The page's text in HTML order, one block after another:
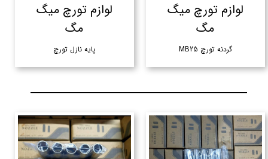
لوازم تورچ میگ
مگ
گردنه تورچ MB25
لوازم تورچ میگ
مگ
پایه نازل تورچ